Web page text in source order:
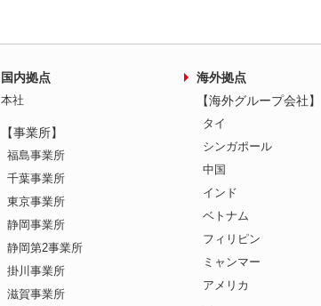
国内拠点
本社
【事業所】
福島事業所
千葉事業所
東京事業所
静岡事業所
静岡第2事業所
掛川事業所
滋賀事業所
海外拠点
【海外グループ会社】
タイ
シンガポール
中国
インド
ベトナム
フィリピン
ミャンマー
アメリカ